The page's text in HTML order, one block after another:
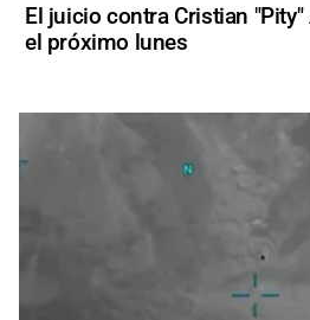
El juicio contra Cristian
el próximo lunes